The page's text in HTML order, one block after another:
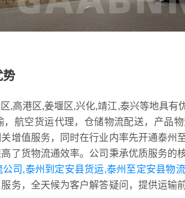
势
,高港区,姜堰区,兴化,靖江,泰兴等地具有
航空货运代理，仓储物流配送，产品
增值服务，同时在行业内率先开通泰州
了货物流通效率。公司秉承优质服务的
司,泰州到定安县货运,泰州至定安县物
务，全天候为客户解答疑问，提供运输